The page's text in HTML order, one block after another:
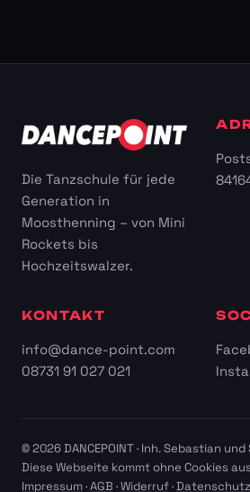
Die Tanzschule für jede
Generation in
Moosthenning – von Mini
Rockets bis
Hochzeitswalzer.
KONTAKT
info@dance-point.com
08731 91 027 021
© 2026 DANCEPOINT · Inh. Sebastian und
Diese Webseite kommt ohne Cookies
Impressum·AGB ·Widerruf·Datenschutz